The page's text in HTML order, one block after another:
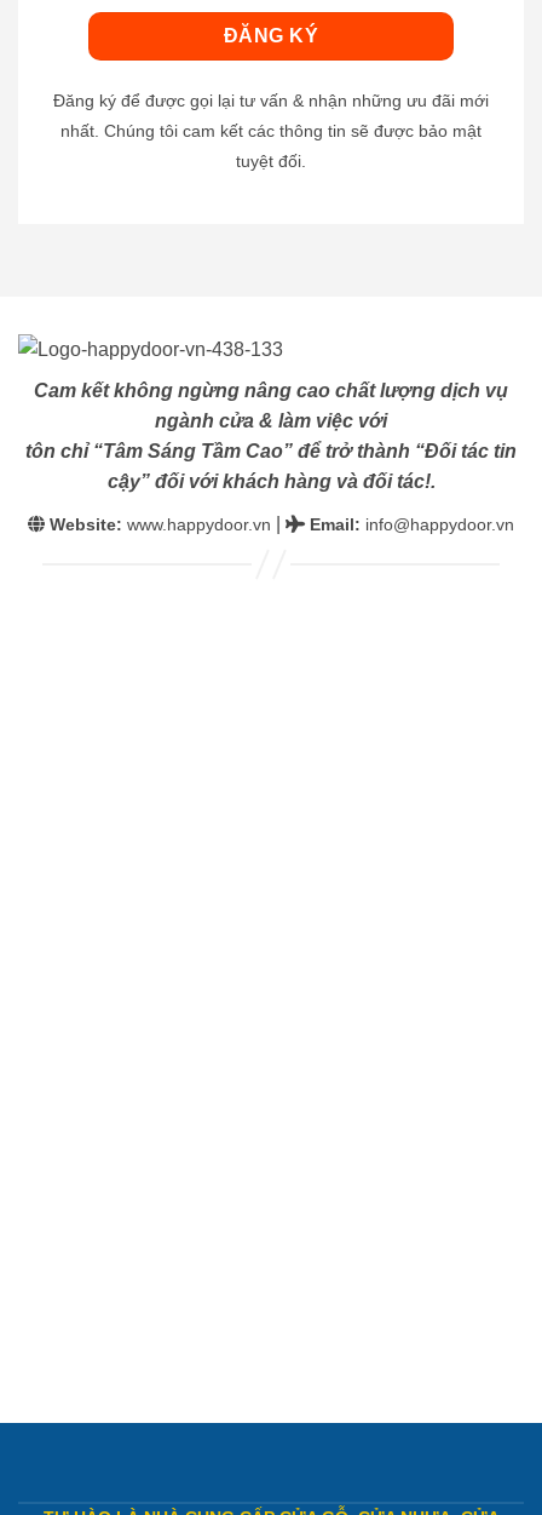
Đăng ký để được gọi lại tư vấn & nhận những ưu đãi mới
nhất. Chúng tôi cam kết các thông tin sẽ được bảo mật
tuyệt đối.
Cam kết không ngừng nâng cao chất lượng dịch vụ
ngành cửa & làm việc với
tôn chỉ “Tâm Sáng Tầm Cao” để trở thành “Đối tác tin
cậy” đối với khách hàng và đối tác!.
Website: www.happydoor.vn Email: info@happydoor.vn